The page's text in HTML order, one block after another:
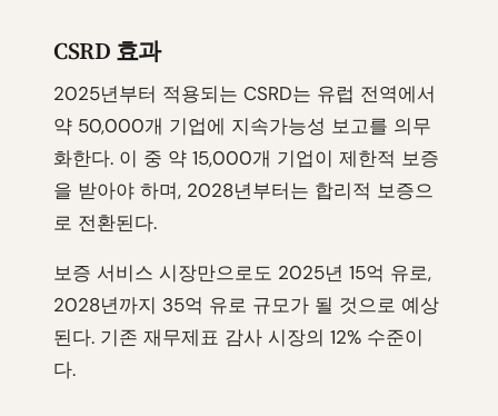
CSRD 효과
2025년부터 적용되는 CSRD는 유럽 전역에서
약 50,000개 기업에 지속가능성 보고를 의무
화한다. 이 중 약 15,000개 기업이 제한적 보증
을 받아야 하며, 2028년부터는 합리적 보증으
로 전환된다.
보증 서비스 시장만으로도 2025년 15억 유로,
2028년까지 35억 유로 규모가 될 것으로 예상
된다. 기존 재무제표 감사 시장의 12% 수준이
다.